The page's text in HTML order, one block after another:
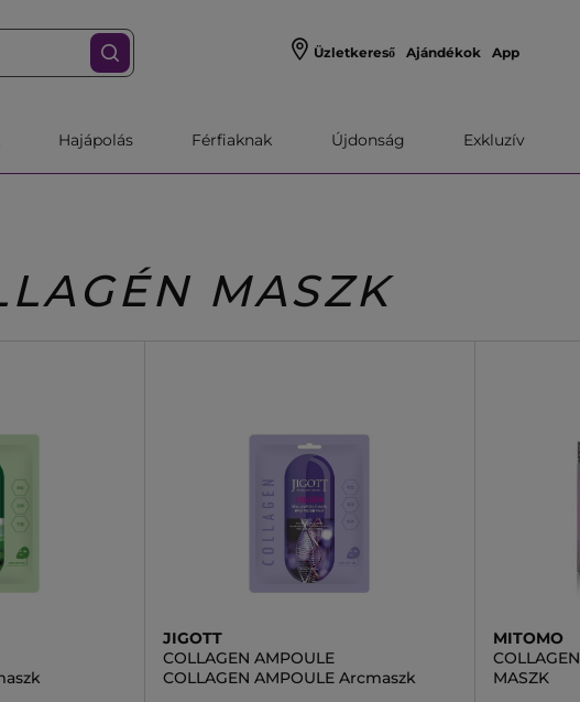
Üzletkereső Ajándékok App
Hajápolás Férfiaknak Újdonság Exkluzív
MASZK
JIGOTT
COLLAGEN AMPOULE
COLLAGEN AMPOULE Arcmaszk
MITOMO
COLLAGEN
MASZK